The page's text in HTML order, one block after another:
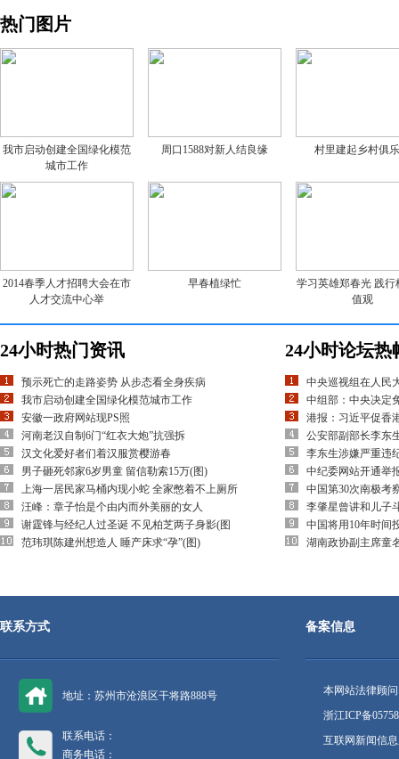
热门图片
我市启动创建全国绿化模范
城市工作
周口1588对新人结良缘 村里建起乡村俱
2014春季人才招聘大会在市
人才交流中心举
早春植绿忙
学习英雄郑春光 践行
值观
24小时热门资讯
预示死亡的走路姿势 从步态看全身疾病
我市启动创建全国绿化模范城市工作
安徽一政府网站现PS照
河南老汉自制6门“红衣大炮”抗强拆
汉文化爱好者们着汉服赏樱游春
男子砸死邻家6岁男童 留信勒索15万(图)
上海一居民家马桶内现小蛇 全家憋着不上厕所
汪峰：章子怡是个由内而外美丽的女人
谢霆锋与经纪人过圣诞 不见柏芝两子身影(图
范玮琪陈建州想造人 睡产床求“孕”(图)
24小时论坛热
中央巡视组在人民
中组部：中央决定
港报：习近平促香
公安部副部长李东
李东生涉嫌严重违
中纪委网站开通举
中国第30次南极考
李肇星曾讲和儿子
中国将用10年时间
湖南政协副主席童
联系方式
地址：苏州市沧浪区干将路888号
联系电话：
商务电话：
备案信息
本网站法律顾
浙江ICP备
互联网新闻信